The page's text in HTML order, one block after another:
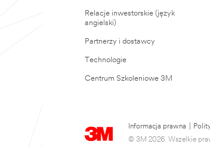
Relacje inwestorskie (język
angielski)
Partnerzy i dostawcy
Technologie
Centrum Szkoleniowe 3M
Informacja prawna
© 3M 2026. Wszelkie